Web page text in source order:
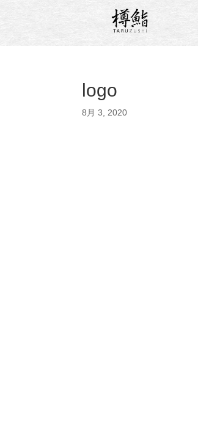
logo
8月 3, 2020